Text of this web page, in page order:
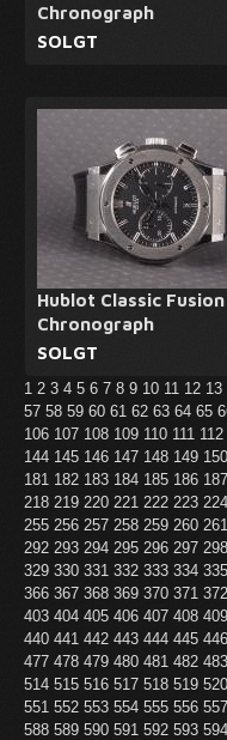
Chronograph
SOLGT
Hublot Classic Fusion
Chronograph
SOLGT
1 2 3 4 5 6 7 8 9 10 11 12 13
57 58 59 60 61 62 63 64 65
106 107 108 109 110 111 112
144 145 146 147 148 149 150
181 182 183 184 185 186 187
218 219 220 221 222 223 224
255 256 257 258 259 260 261
292 293 294 295 296 297 298
329 330 331 332 333 334 335
366 367 368 369 370 371 372
403 404 405 406 407 408 409
440 441 442 443 444 445 446
477 478 479 480 481 482 483
514 515 516 517 518 519 520
551 552 553 554 555 556 557
588 589 590 591 592 593 594